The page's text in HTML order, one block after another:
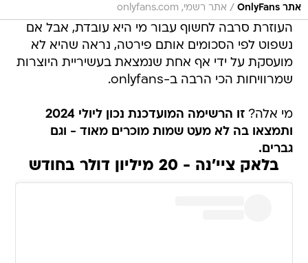
אתר OnlyFans / אתר רשמי, onlyfans.com
העוזרת סרבה לחשוף עבור מי היא עובדת, אבל אם
נשפוט לפי הסכומים אותם פירטה, נראה שהיא לא
מועסקת על ידי אף אחת שנמצאת בעשיריית היוצרות
שמרוויחות הכי הרבה ב-onlyfans.
מי אלה?
זו הרשימה המועדכנת נכון ליולי 2024
ותמצאו בה לא מעט שמות מוכרים מאוד - וגם
גברים.
בלאק ציי'נה - 20 מיליון דולר בחודש